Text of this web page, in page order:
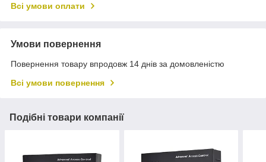
Всі умови оплати
Умови повернення
Повернення товару впродовж 14 днів за домовленістю
Всі умови повернення
Подібні товари компанії